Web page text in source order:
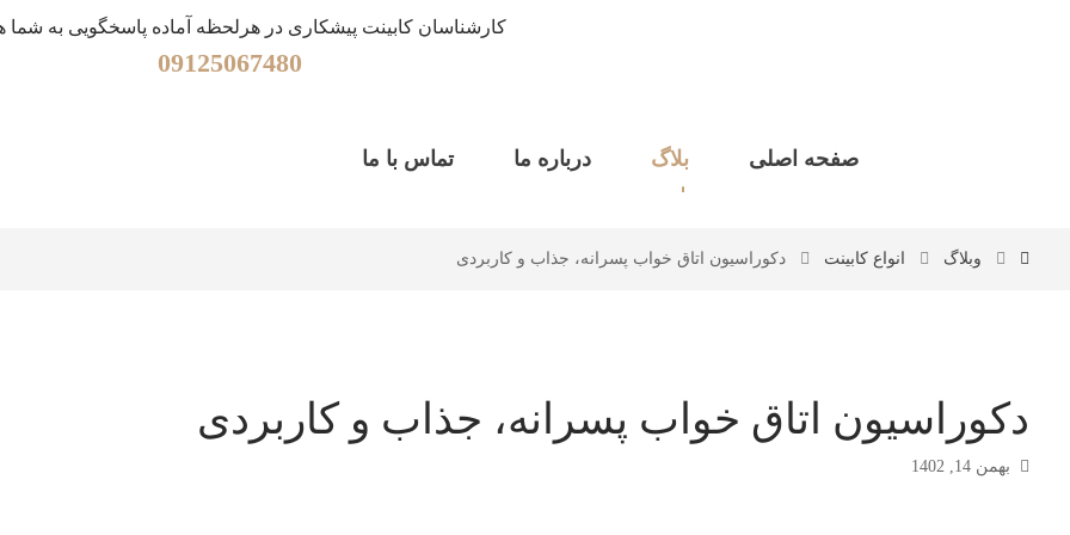
کارشناسان کابینت پیشکاری در هرلحظه آماده پاسخگویی به شما
09125067480
صفحه اصلی بلاگ درباره ما تماس با ما
وبلاگ انواع کابینت دکوراسیون اتاق خواب پسرانه، جذاب و کاربردی
دکوراسیون اتاق خواب پسرانه، جذاب و کاربردی
بهمن 14, 1402